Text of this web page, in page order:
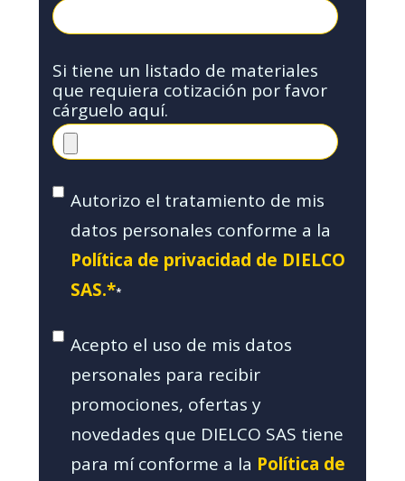
Si tiene un listado de materiales
que requiera cotización por favor
cárguelo aquí.
Autorizo el tratamiento de mis
datos personales conforme a la
Política de privacidad de DIELCO
SAS.**
Acepto el uso de mis datos
personales para recibir
promociones, ofertas y
novedades que DIELCO SAS tiene
para mí conforme a la Política de